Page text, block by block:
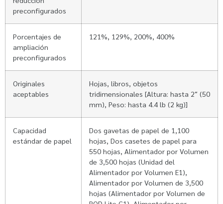
preconfigurados
Porcentajes de
ampliación
preconfigurados
121%, 129%, 200%, 400%
Originales
aceptables
Hojas, libros, objetos
tridimensionales [Altura: hasta 2″ (50
mm), Peso: hasta 4.4 lb (2 kg)]
Capacidad
estándar de papel
Dos gavetas de papel de 1,100
hojas, Dos casetes de papel para
550 hojas, Alimentador por Volumen
de 3,500 hojas (Unidad del
Alimentador por Volumen E1),
Alimentador por Volumen de 3,500
hojas (Alimentador por Volumen de